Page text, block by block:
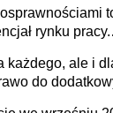
rynku pracy.
ale
każdego, ale i
do